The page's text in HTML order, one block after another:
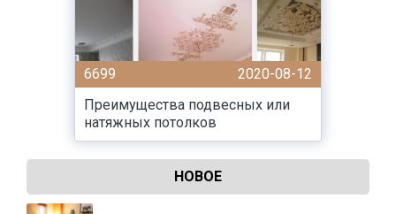
6699
2020-08-12
Преимущества подвесных или
натяжных потолков
НОВОЕ